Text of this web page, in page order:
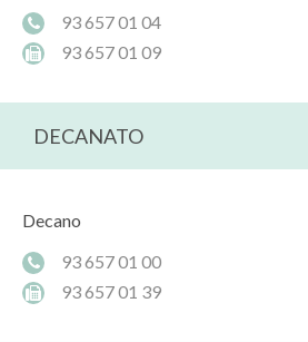
93 657 01 04
93 657 01 09
DECANATO
Decano
93 657 01 00
93 657 01 39